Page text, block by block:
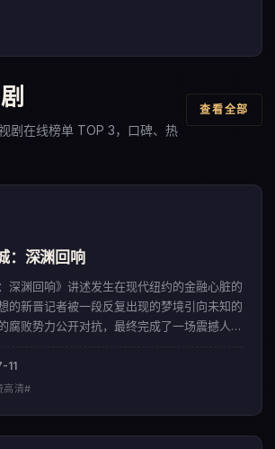
剧在线榜单 TOP 3，口碑、热
查看全部
：深渊回响
深渊回响》讲述发生在现代纽约的金融心脏的
的新晋记者被一段反复出现的梦境引向未知的
腐败势力公开对抗，最终完成了一场震撼人心
11
高清#